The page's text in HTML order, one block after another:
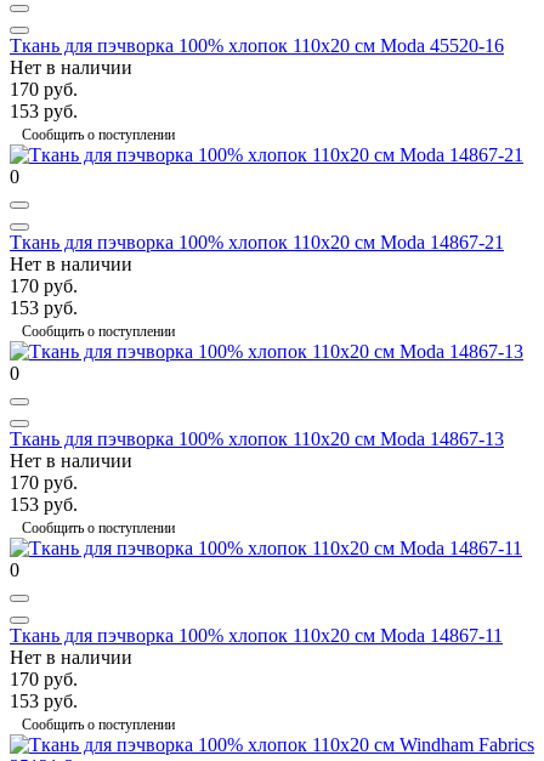
Ткань для пэчворка 100% хлопок 110х20 см Moda 45520-16
Нет в наличии
170 руб.
153 руб.
Сообщить о поступлении
0
Ткань для пэчворка 100% хлопок 110х20 см Moda 14867-21
Нет в наличии
170 руб.
153 руб.
Сообщить о поступлении
0
Ткань для пэчворка 100% хлопок 110х20 см Moda 14867-13
Нет в наличии
170 руб.
153 руб.
Сообщить о поступлении
0
Ткань для пэчворка 100% хлопок 110х20 см Moda 14867-11
Нет в наличии
170 руб.
153 руб.
Сообщить о поступлении